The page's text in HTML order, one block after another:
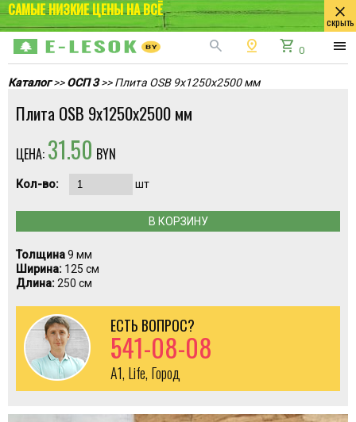
САМЫЕ НИЗКИЕ ЦЕНЫ НА ВСЁ close
скрыть
search pin_drop shopping_cart 0 menu
Каталог>>ОСП 3 >> Плита OSB 9х1250х2500 мм
Плита OSB 9х1250х2500 мм
ЦЕНА: 31.50 BYN
Кол-во: шт
В КОРЗИНУ
Толщина9 мм
Ширина: 125 см
Длина:250 см
ЕСТЬ ВОПРОС?
541-08-08
A1, Life, Город